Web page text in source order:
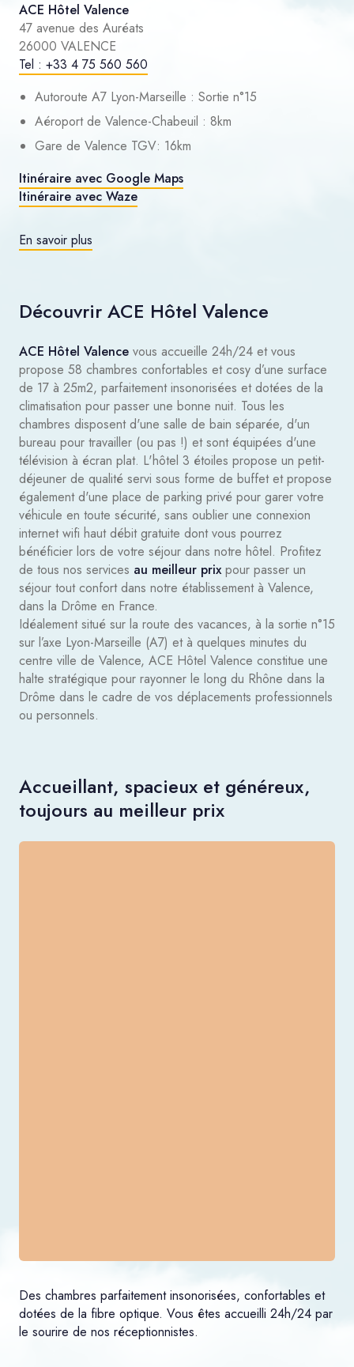
ACE Hôtel Valence
47 avenue des Auréats
26000 VALENCE
Tel : +33 4 75 560 560
Autoroute A7 Lyon-Marseille : Sortie n°15
Aéroport de Valence-Chabeuil : 8km
Gare de Valence TGV: 16km
Itinéraire avec Google Maps
Itinéraire avec Waze
En savoir plus
Découvrir ACE Hôtel Valence
ACE Hôtel Valence vous accueille 24h/24 et vous
propose 58 chambres confortables et cosy d’une surface
de 17 à 25m2, parfaitement insonorisées et dotées de la
climatisation pour passer une bonne nuit. Tous les
chambres disposent d'une salle de bain séparée, d'un
bureau pour travailler (ou pas !) et sont équipées d'une
télévision à écran plat. L'hôtel 3 étoiles propose un petit-
déjeuner de qualité servi sous forme de buffet et propose
également d'une place de parking privé pour garer votre
véhicule en toute sécurité, sans oublier une connexion
internet wifi haut débit gratuite dont vous pourrez
bénéficier lors de votre séjour dans notre hôtel. Profitez
de tous nos services au meilleur prixpour passer un
séjour tout confort dans notre établissement à Valence,
dans la Drôme en France.
Idéalement situé sur la route des vacances, à la sortie n°15
sur l’axe Lyon-Marseille (A7) et à quelques minutes du
centre ville de Valence, ACE Hôtel Valence constitue une
halte stratégique pour rayonner le long du Rhône dans la
Drôme dans le cadre de vos déplacements professionnels
ou personnels.
Des chambres parfaitement insonorisées, confortables et
dotées de la fibre optique. Vous êtes accueilli 24h/24 par
le sourire de nos réceptionnistes.
Accueillant, spacieux et généreux,
toujours au meilleur prix